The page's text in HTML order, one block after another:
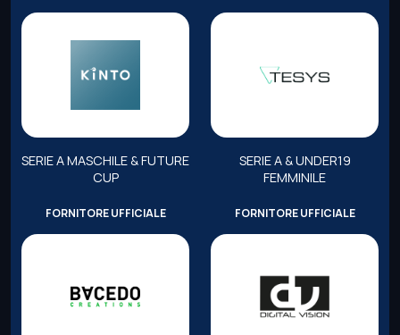
SERIE A MASCHILE & FUTURE
CUP
SERIE A & UNDER19
FEMMINILE
FORNITORE UFFICIALE FORNITORE UFFICIALE